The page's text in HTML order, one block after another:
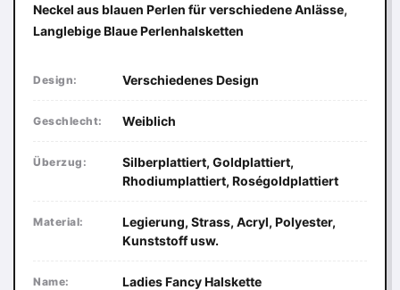
Neckel aus blauen Perlen für verschiedene Anlässe,
Langlebige Blaue Perlenhalsketten
Design: Verschiedenes Design
Geschlecht: Weiblich
Überzug:
Silberplattiert, Goldplattiert,
Rhodiumplattiert, Roségoldplattiert
Material:
Legierung, Strass, Acryl, Polyester,
Kunststoff usw.
Name: Ladies Fancy Halskette